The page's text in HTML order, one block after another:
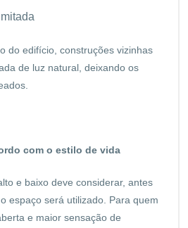
do edifício, construções vizinhas
de luz natural, deixando os
com o estilo de vida
e baixo deve considerar, antes
espaço será utilizado. Para quem
e maior sensação de